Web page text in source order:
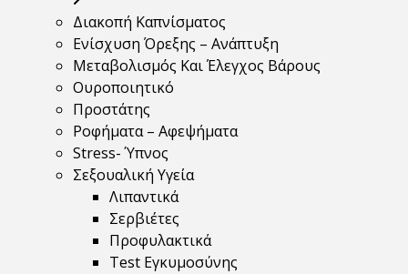
Διακοπή Καπνίσματος
Ενίσχυση Όρεξης – Ανάπτυξη
Μεταβολισμός Και Έλεγχος Βάρους
Ουροποιητικό
Προστάτης
Ροφήματα – Αφεψήματα
Stress- Ύπνος
Σεξουαλική Υγεία
Λιπαντικά
Σερβιέτες
Προφυλακτικά
Test Εγκυμοσύνης